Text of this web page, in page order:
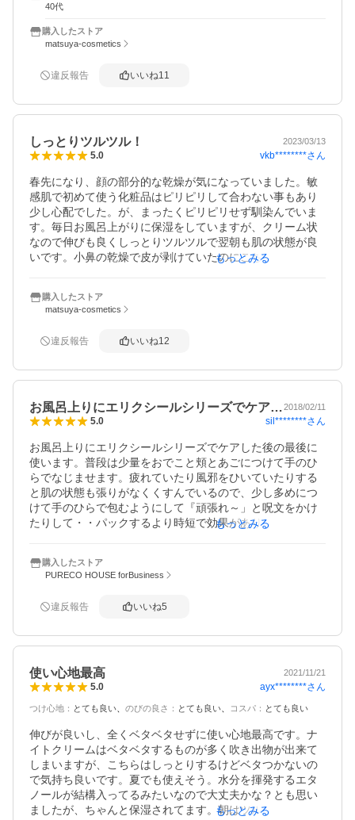
40代
購入したストア
matsuya-cosmetics
違反報告 いいね11
しっとりツルツル！ 2023/03/13
5.0 vkb********さん
春先になり、顔の部分的な乾燥が気になっていました。敏
感肌で初めて使う化粧品はピリピリして合わない事もあり
少し心配でした。が、まったくピリピリせず馴染んでいま
す。毎日お風呂上がりに保湿をしていますが、クリーム状
なので伸びも良くしっとりツルツルで翌朝も肌の状態が良
いです。小鼻の乾燥で皮が剥けていたのにこちらの商品を
もっとみる
購入したストア
matsuya-cosmetics
違反報告 いいね12
お風呂上りにエリクシールシリーズでケア…2018/02/11
5.0 sil********さん
お風呂上りにエリクシールシリーズでケアした後の最後に
使います。普段は少量をおでこと頬とあごにつけて手のひ
らでなじませます。疲れていたり風邪をひいていたりする
と肌の状態も張りがなくくすんでいるので、少し多めにつ
けて手のひらで包むようにして『頑張れ～」と呪文をかけ
たりして・・パックするより時短で効果があり、翌朝には
もっとみる
購入したストア
PURECO HOUSE forBusiness
違反報告 いいね5
使い心地最高 2021/11/21
5.0 ayx********さん
つけ心地 ： とても良い のびの良さ ： とても良い コスパ ： とても良い
伸びが良いし、全くベタベタせずに使い心地最高です。ナ
イトクリームはベタベタするものが多く吹き出物が出来て
しまいますが、こちらはしっとりするけどベタつかないの
で気持ち良いです。夏でも使えそう。水分を揮発するエタ
ノールが結構入ってるみたいなので大丈夫かな？とも思い
ましたが、ちゃんと保湿されてます。朝はツルツル。お湯
もっとみる